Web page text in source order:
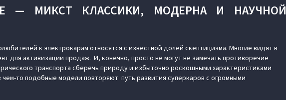
— МИКСТ КЛАССИКИ, МОДЕРНА И НАУЧНОЙ
к электрокарам относятся с известной долей скептицизма. Многие видят в
для активизации продаж. И, конечно, просто не могут не замечать противоречие
транспорта сберечь природу и избыточно роскошными характеристиками
чем-то подобные модели повторяют путь развития суперкаров с огромными